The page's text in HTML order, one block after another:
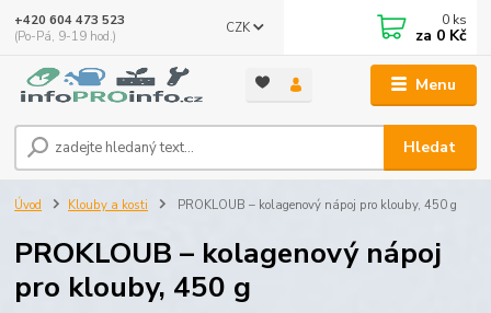
Menu
CZK
Hledat
+420 604 473 523
(Po-Pá, 9-19 hod.)
0 ks
za 0 Kč
Úvod Klouby a kosti PROKLOUB – kolagenový nápoj pro klouby, 450 g
PROKLOUB – kolagenový nápoj
pro klouby, 450 g